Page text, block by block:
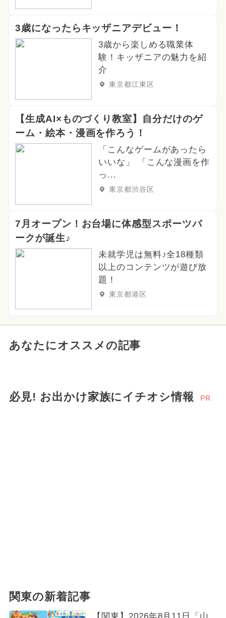
3歳になったらキッザニアデビュー！
3歳から楽しめる職業体
験！キッザニアの魅力を紹
介
東京都江東区
【生成AI×ものづくり教室】自分だけのゲ
ーム・絵本・漫画を作ろう！
「こんなゲームがあったら
いいな」 「こんな漫画を作
っ...
東京都渋谷区
7月オープン！お台場に体感型スポーツパ
ークが誕生♪
未就学児は無料♪全18種類
以上のコンテンツが遊び放
題！
東京都港区
あなたにオススメの記事
必見! お出かけ家族にイチオシ情報 PR
関東の新着記事